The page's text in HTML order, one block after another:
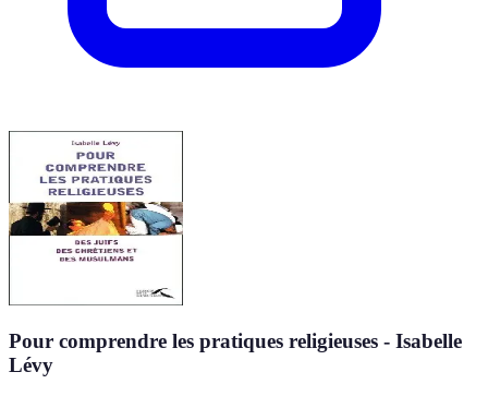
Pour comprendre les pratiques religieuses - Isabelle
Lévy